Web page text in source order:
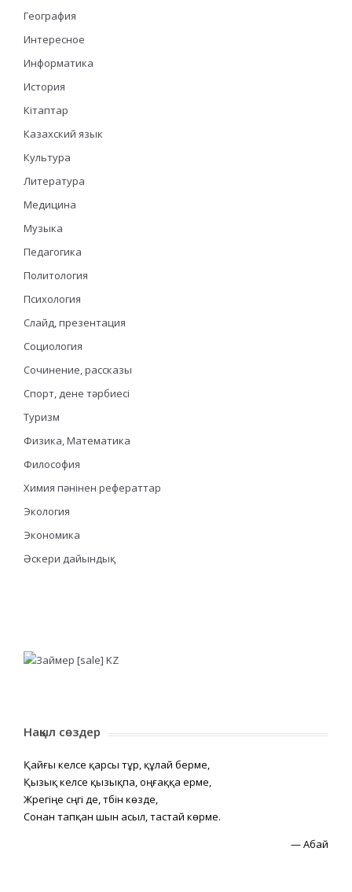
География
Интересное
Информатика
История
Кітаптар
Казахский язык
Культура
Литература
Медицина
Музыка
Педагогика
Политология
Психология
Слайд, презентация
Социология
Сочинение, рассказы
Спорт, дене тәрбиесі
Туризм
Физика, Математика
Философия
Химия пәнінен рефераттар
Экология
Экономика
Әскери дайындық
Нақыл сөздер
Қайғы келсе қарсы тұр, құлай берме,
Қызық келсе қызықпа, оңғаққа ерме,
Жүрегіңе сүңгі де, түбін көзде,
Сонан тапқан шын асыл, тастай көрме.
—Абай